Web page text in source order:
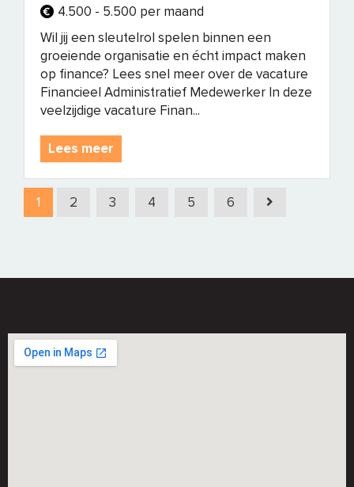
4.500 - 5.500 per maand
Wil jij een sleutelrol spelen binnen een
groeiende organisatie en écht impact maken
op finance? Lees snel meer over de vacature
Financieel Administratief Medewerker In deze
veelzijdige vacature Finan...
Lees meer
1 2 3 4 5 6